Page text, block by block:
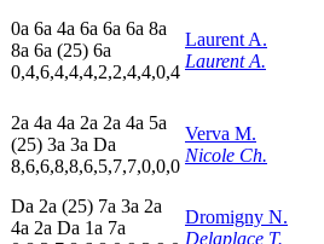
0a 6a 4a 6a 6a 6a 8a
8a 6a (25) 6a
0,4,6,4,4,4,2,2,4,4,0,4
Laurent A.
Laurent A.
2a 4a 4a 2a 2a 4a 5a
(25) 3a 3a Da
8,6,6,8,8,6,5,7,7,0,0,0
Verva M.
Nicole Ch.
Da 2a (25) 7a 3a 2a
4a 2a Da 1a 7a
Dromigny N.
Delaplace T.